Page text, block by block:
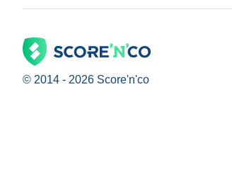
© 2014 - 2026 Score'n'co